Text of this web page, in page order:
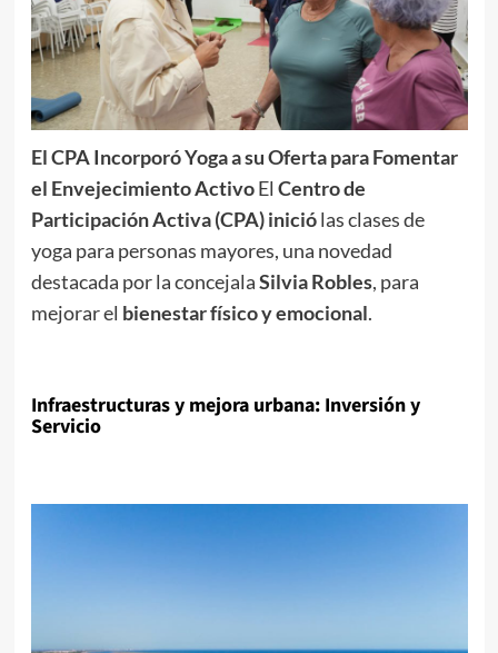
El CPA Incorporó Yoga a su Oferta para Fomentar
el Envejecimiento ActivoEl Centro de
Participación Activa (CPA) iniciólas clases de
yoga para personas mayores, una novedad
destacada por la concejalaSilvia Robles, para
mejorar el bienestar físico y emocional.
Infraestructuras y mejora urbana: Inversión y
Servicio